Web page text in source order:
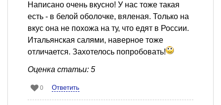
Написано очень вкусно! У нас тоже такая
есть - в белой оболочке, вяленая. Только на
вкус она не похожа на ту, что едят в России.
Итальянская салями, наверное тоже
отличается. Захотелось попробовать!
Оценка статьи: 5
0 Ответить